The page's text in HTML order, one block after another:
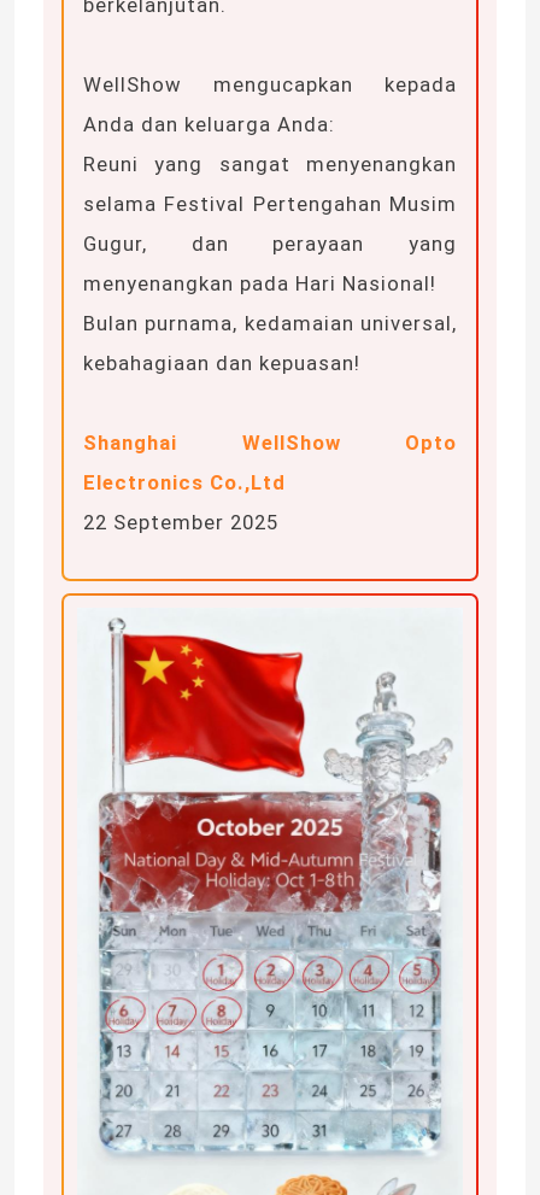
Lampu Strip Neon Silikon
dipimpin lampu tongkol
Lampu Strip LED Fleksibel
Cahaya Linear Langit
Di Bawah Lampu Strip LED Kabinet
Lampu Perhiasan LED
Lampu pencuci dinding LED
Di bawah Pencahayaan LED Shelf
Rel Lampu Track LED
profil aluminium yang dipimpin
dipimpin lampu gantung linier
Panel Akrilik LGP
Lampu Bawah Tanah LED
Catu Daya Modul LED
WellShow mengucapkan kepada
Anda dan keluarga Anda:
Reuni yang sangat menyenangkan
selama Festival Pertengahan Musim
Gugur, dan perayaan yang
menyenangkan pada Hari Nasional!
Bulan purnama, kedamaian universal,
kebahagiaan dan kepuasan!
Shanghai WellShow Opto
Electronics Co.,Ltd
22 September 2025